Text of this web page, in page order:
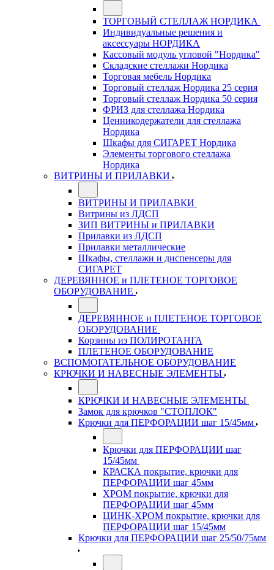
ТОРГОВЫЙ СТЕЛЛАЖ НОРДИКА
Индивидуальные решения и
аксессуары НОРДИКА
Кассовый модуль угловой "Нордика"
Складские стеллажи Нордика
Торговая мебель Нордика
Торговый стеллаж Нордика 25 серия
Торговый стеллаж Нордика 50 серия
ФРИЗ для стеллажа Нордика
Ценникодержатели для стеллажа
Нордика
Шкафы для СИГАРЕТ Нордика
Элементы торгового стеллажа
Нордика
ВИТРИНЫ И ПРИЛАВКИ
ВИТРИНЫ И ПРИЛАВКИ
Витрины из ЛДСП
ЗИП ВИТРИНЫ и ПРИЛАВКИ
Прилавки из ЛДСП
Прилавки металлические
Шкафы, стеллажи и диспенсеры для
СИГАРЕТ
ДЕРЕВЯННОЕ и ПЛЕТЕНОЕ ТОРГОВОЕ
ОБОРУДОВАНИЕ
ДЕРЕВЯННОЕ и ПЛЕТЕНОЕ ТОРГОВОЕ
ОБОРУДОВАНИЕ
Корзины из ПОЛИРОТАНГА
ПЛЕТЕНОЕ ОБОРУДОВАНИЕ
ВСПОМОГАТЕЛЬНОЕ ОБОРУДОВАНИЕ
КРЮЧКИ И НАВЕСНЫЕ ЭЛЕМЕНТЫ
КРЮЧКИ И НАВЕСНЫЕ ЭЛЕМЕНТЫ
Замок для крючков "СТОПЛОК"
Крючки для ПЕРФОРАЦИИ шаг 15/45мм
Крючки для ПЕРФОРАЦИИ шаг
15/45мм
КРАСКА покрытие, крючки для
ПЕРФОРАЦИИ шаг 45мм
ХРОМ покрытие, крючки для
ПЕРФОРАЦИИ шаг 45мм
ЦИНК-ХРОМ покрытие, крючки для
ПЕРФОРАЦИИ шаг 15/45мм
Крючки для ПЕРФОРАЦИИ шаг 25/50/75мм